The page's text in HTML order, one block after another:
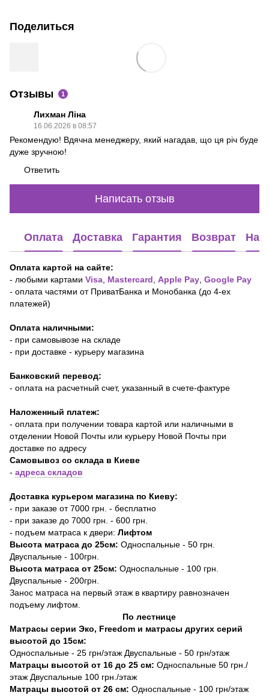
Поделиться
Отзывы 1
Лихман Ліна
16.06.2026 в 08:57
Рекомендую! Вдячна менеджеру, який нагадав, що ця річ буде
дуже зручною!
Ответить
Написать отзыв
Оплата Доставка Гарантия Возврат
Оплата картой на сайте:
- любыми картами Visa Mastercard Apple Pay Google Pay
- оплата частями от ПриватБанка и Монобанка (до 4-ех
платежей)
Оплата наличными:
- при самовывозе на складе
- при доставке - курьеру магазина
Банковский перевод:
- оплата на расчетный счет, указанный в счете-фактуре
Наложенный платеж:
- оплата при получении товара картой или наличными в
отделении Новой Почты или курьеру Новой Почты при
доставке по адресу
Самовывоз со склада в Киеве
- адреса складов
Доставка курьером магазина по Киеву:
- при заказе от 7000 грн. - бесплатно
- при заказе до 7000 грн. - 600 грн.
- подъем матраса к двери: Лифтом
Высота матраса до 25см: Односпальные - 50 грн.
Двуспальные - 100грн.
Высота матраса от 25см: Односпальные - 100 грн.
Двуспальные - 200грн.
Занос матраса на первый этаж в квартиру равнозначен
подъему лифтом.
По лестнице
Матрасы серии Эко, Freedom и матрасы других серий
высотой до 15см:
Односпальные - 25 грн/этаж Двуспальные - 50 грн/этаж
Матрацы высотой от 16 до 25 см: Односпальные 50 грн./
этаж Двуспальные 100 грн./этаж
Матрацы высотой от 26 см: Односпальные - 100 грн/этаж